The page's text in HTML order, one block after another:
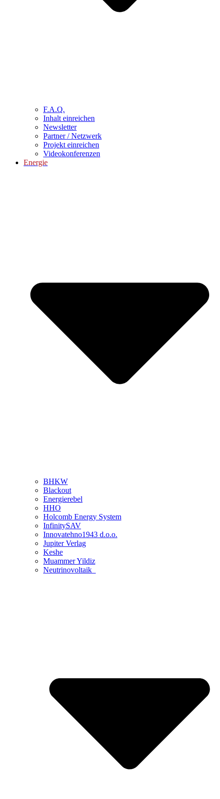
F.A.Q.
Inhalt einreichen
Newsletter
Partner / Netzwerk
Projekt einreichen
Videokonferenzen
Energie
BHKW
Blackout
Energierebel
HHO
Holcomb Energy System
InfinitySAV
Innovatehno1943 d.o.o.
Jupiter Verlag
Keshe
Muammer Yildiz
Neutrinovoltaik